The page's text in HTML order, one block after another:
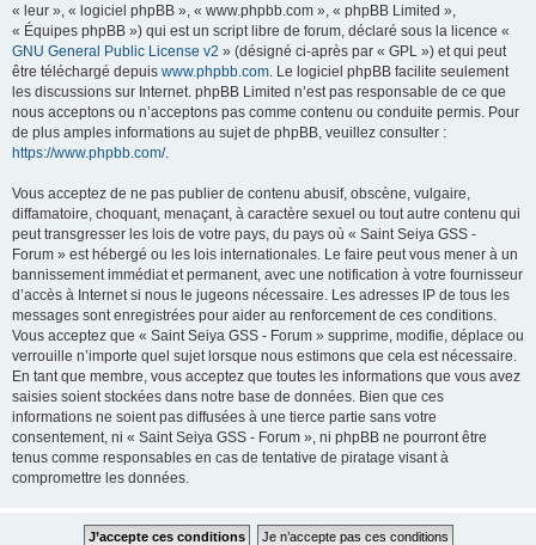
« leur », « logiciel phpBB », « www.phpbb.com », « phpBB Limited »,
« Équipes phpBB ») qui est un script libre de forum, déclaré sous la licence «
GNU General Public License v2 » (désigné ci-après par « GPL ») et qui peut
être téléchargé depuis www.phpbb.com. Le logiciel phpBB facilite seulement
les discussions sur Internet. phpBB Limited n’est pas responsable de ce que
nous acceptons ou n’acceptons pas comme contenu ou conduite permis. Pour
de plus amples informations au sujet de phpBB, veuillez consulter :
https://www.phpbb.com/.
Vous acceptez de ne pas publier de contenu abusif, obscène, vulgaire,
diffamatoire, choquant, menaçant, à caractère sexuel ou tout autre contenu qui
peut transgresser les lois de votre pays, du pays où « Saint Seiya GSS -
Forum » est hébergé ou les lois internationales. Le faire peut vous mener à un
bannissement immédiat et permanent, avec une notification à votre fournisseur
d’accès à Internet si nous le jugeons nécessaire. Les adresses IP de tous les
messages sont enregistrées pour aider au renforcement de ces conditions.
Vous acceptez que « Saint Seiya GSS - Forum » supprime, modifie, déplace ou
verrouille n’importe quel sujet lorsque nous estimons que cela est nécessaire.
En tant que membre, vous acceptez que toutes les informations que vous avez
saisies soient stockées dans notre base de données. Bien que ces
informations ne soient pas diffusées à une tierce partie sans votre
consentement, ni « Saint Seiya GSS - Forum », ni phpBB ne pourront être
tenus comme responsables en cas de tentative de piratage visant à
compromettre les données.